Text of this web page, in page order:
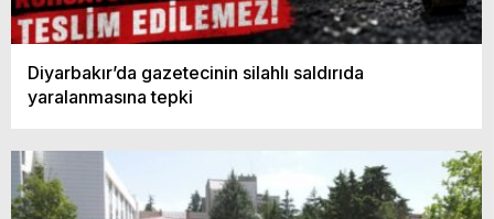
Diyarbakır’da gazetecinin silahlı saldırıda
yaralanmasına tepki